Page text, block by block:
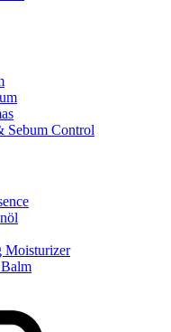
Control
Moisturizer